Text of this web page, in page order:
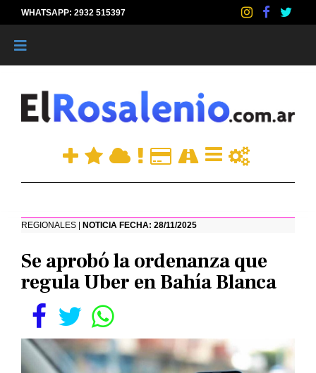
WHATSAPP: 2932 515397
REGIONALES | NOTICIA FECHA: 28/11/2025
Se aprobó la ordenanza que
regula Uber en Bahía Blanca